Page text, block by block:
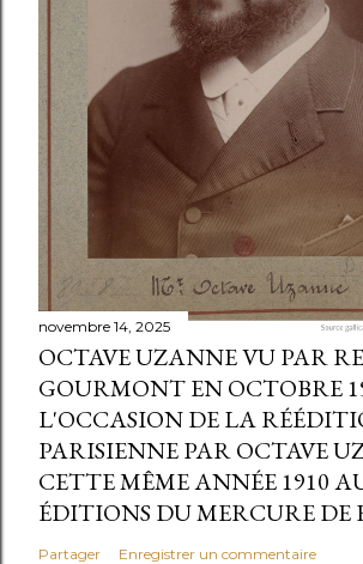
novembre 14, 2025
OCTAVE UZANNE VU PAR
GOURMONT EN OCTOBRE
L'OCCASION DE LA
PARISIENNE PAR OCTAVE
CETTE MÊME ANNÉE 1910
ÉDITIONS DU MERCURE DE
Partager Enregistrer un commentaire